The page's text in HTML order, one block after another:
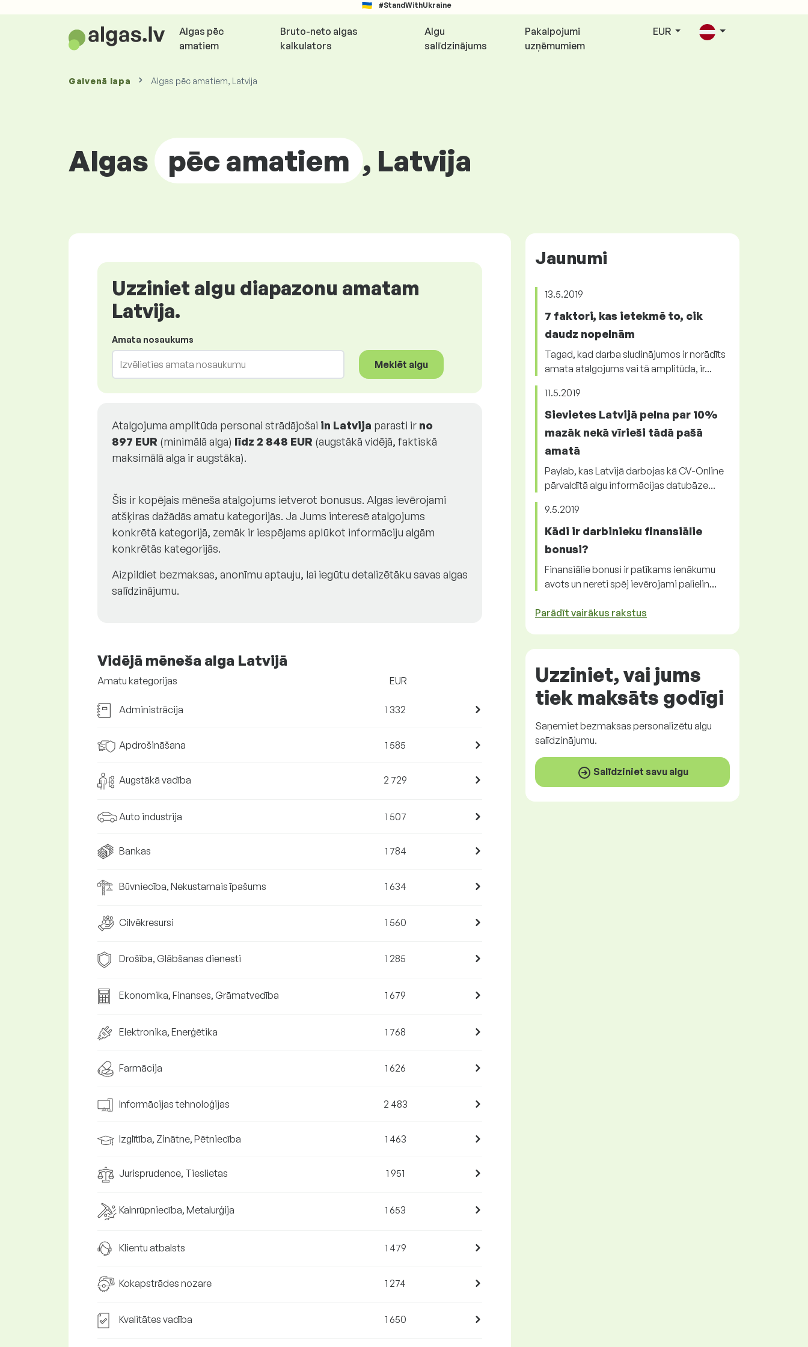
#StandWithUkraine
Algas pēc
amatiem
Bruto-neto algas
kalkulators
Algu
salīdzinājums
Pakalpojumi
uzņēmumiem
EUR
Galvenā lapa Algas pēc amatiem, Latvija
Algas pēc amatiem , Latvija
Uzziniet algu diapazonu amatam
Latvija.
Amata nosaukums
Meklēt algu
Atalgojuma amplitūda personai strādājošai in Latvija parasti ir no
897 EUR (minimālā alga) līdz 2 848 EUR (augstākā vidējā, faktiskā
maksimālā alga ir augstāka).
Šis ir kopējais mēneša atalgojums ietverot bonusus. Algas ievērojami
atšķiras dažādās amatu kategorijās. Ja Jums interesē atalgojums
konkrētā kategorijā, zemāk ir iespējams aplūkot informāciju algām
konkrētās kategorijās.
Aizpildiet bezmaksas, anonīmu aptauju, lai iegūtu detalizētāku savas algas
salīdzinājumu.
Vidējā mēneša alga Latvijā
Amatu kategorijas EUR
Administrācija 1 332
Apdrošināšana 1 585
Augstākā vadība 2 729
Auto industrija 1 507
Bankas 1 784
Būvniecība, Nekustamais īpašums 1 634
Cilvēkresursi 1 560
Drošība, Glābšanas dienesti 1 285
Ekonomika, Finanses, Grāmatvedība 1 679
Elektronika, Enerģētika 1 768
Farmācija 1 626
Informācijas tehnoloģijas 2 483
Izglītība, Zinātne, Pētniecība 1 463
Jurisprudence, Tieslietas 1 951
Kalnrūpniecība, Metalurģija 1 653
Klientu atbalsts 1 479
Kokapstrādes nozare 1 274
Kvalitātes vadība 1 650
Jaunumi
13.5.2019
7 faktori, kas ietekmē to, cik
daudz nopelnām
Tagad, kad darba sludinājumos ir norādīts
amata atalgojums vai tā amplitūda, ir...
11.5.2019
Sievietes Latvijā pelna par 10%
mazāk nekā vīrieši tādā pašā
amatā
Paylab, kas Latvijā darbojas kā CV-Online
pārvaldītā algu informācijas datubāze...
9.5.2019
Kādi ir darbinieku finansiālie
bonusi?
Finansiālie bonusi ir patīkams ienākumu
avots un nereti spēj ievērojami palielin...
Parādīt vairākus rakstus
Uzziniet, vai jums
tiek maksāts godīgi
Saņemietbezmaksas personalizētu algu
salīdzinājumu.
Salīdziniet savu algu